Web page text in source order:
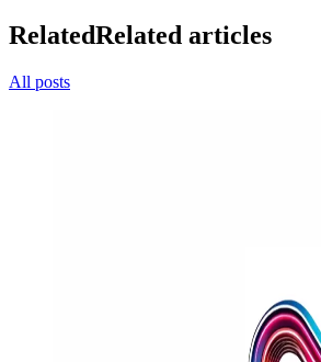
RelatedRelated articles
All posts